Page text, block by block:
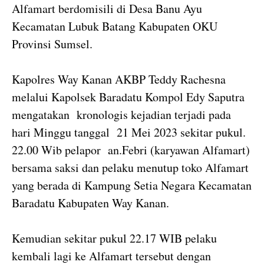
Alfamart berdomisili di Desa Banu Ayu
Kecamatan Lubuk Batang Kabupaten OKU
Provinsi Sumsel.
Kapolres Way Kanan AKBP Teddy Rachesna
melalui Kapolsek Baradatu Kompol Edy Saputra
mengatakan kronologis kejadian terjadi pada
hari Minggu tanggal 21 Mei 2023 sekitar pukul.
22.00 Wib pelapor an.Febri (karyawan Alfamart)
bersama saksi dan pelaku menutup toko Alfamart
yang berada di Kampung Setia Negara Kecamatan
Baradatu Kabupaten Way Kanan.
Kemudian sekitar pukul 22.17 WIB pelaku
kembali lagi ke Alfamart tersebut dengan